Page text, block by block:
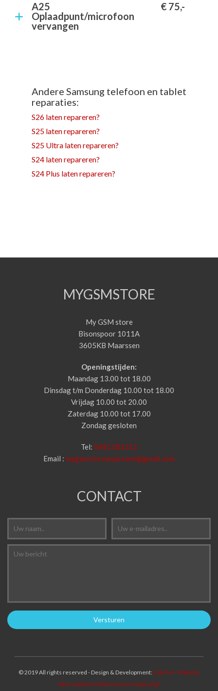
A25
Oplaadpunt/microfoon
vervangen
€ 75,-
Andere Samsung telefoon en tablet
reparaties:
S26 laten repareren?
S25 laten repareren?
S25 Ultra laten repareren?
S24 laten repareren?
S24 Plus laten repareren?
MYGSMSTORE
My GSM store
Bisonspoor 1011A
3605KB Maarssen
Openingstijden:
Maandag 13.00 tot 18.00
Dinsdag t/m Donderdag 10.00 tot 18.00
Vrijdag 10.00 tot 20.00
Zaterdag 10.00 tot 17.00
Zondag gesloten
Tel: 0681182311
Email : mygsmstoremaarssen@gmail.com
CONTACT
© 2019 All rights reserved - Design & Development: LSArt.nl - Website
laten maken in Maarssen en omgeving?